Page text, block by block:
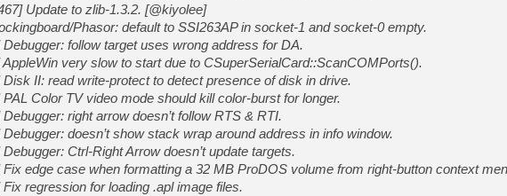
[GK] Déjà des
[Mo5] Brickboy cherche à
[GK] Minecraft et ses «
[GK] Beast of
[GK] Ubisoft : fin de partie
[GK] Mémoire cash -
[GK] Dan Houser (GTA)
[GK] Comment EA Sports
[GK] Crimson Moon : un
[GK] Isle of Reveries : le
[GK] Moonlighter 2 : The
[GK] Capcom relance
Update to zlib-1.3.2. [@kiyolee]
Phasor: default to SSI263AP in socket-1 and socket-0 empty.
Debugger: follow target uses wrong address for DA.
AppleWin very slow to start due to CSuperSerialCard::ScanCOMPorts().
Disk II: read write-protect to detect presence of disk in drive.
Color TV video mode should kill color-burst for longer.
right arrow doesn’t follow RTS & RTI.
doesn’t show stack wrap around address in info window.
Ctrl-Right Arrow doesn’t update targets.
Fix edge case when formatting a 32 MB ProDOS volume from right-button context
regression for loading .apl image files.